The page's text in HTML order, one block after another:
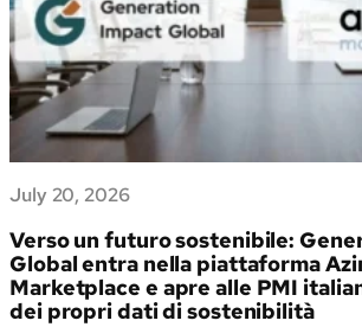
July 20, 2026
Verso un futuro sostenibile:
Global entra nella piattaforma
Marketplace e apre alle PMI
dei propri dati di sostenibilità